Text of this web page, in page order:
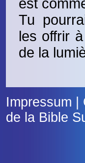
est
Tu
les offrir
de la
Impressum
de la Bible